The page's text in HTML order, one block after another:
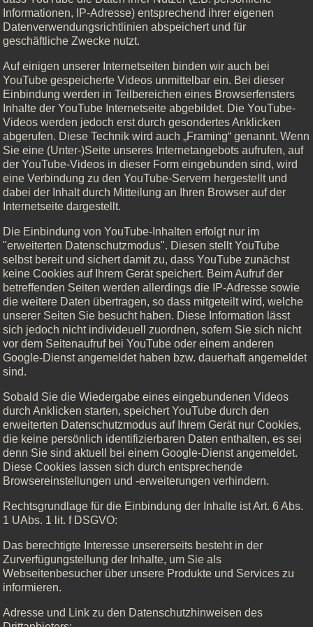
Informationen, IP-Adresse) entsprechend ihrer eigenen
Datenverwendungsrichtlinien abspeichert und für
geschäftliche Zwecke nutzt.
Auf einigen unserer Internetseiten binden wir auch bei
YouTube gespeicherte Videos unmittelbar ein. Bei dieser
Einbindung werden in Teilbereichen eines Browserfensters
Inhalte der YouTube Internetseite abgebildet. Die YouTube-
Videos werden jedoch erst durch gesondertes Anklicken
abgerufen. Diese Technik wird auch „Framing“ genannt. Wenn
Sie eine (Unter-)Seite unseres Internetangebots aufrufen, auf
der YouTube-Videos in dieser Form eingebunden sind, wird
eine Verbindung zu den YouTube-Servern hergestellt und
dabei der Inhalt durch Mitteilung an Ihren Browser auf der
Internetseite dargestellt.
Die Einbindung von YouTube-Inhalten erfolgt nur im
"erweiterten Datenschutzmodus". Diesen stellt YouTube
selbst bereit und sichert damit zu, dass YouTube zunächst
keine Cookies auf Ihrem Gerät speichert. Beim Aufruf der
betreffenden Seiten werden allerdings die IP-Adresse sowie
die weitere Daten übertragen, so dass mitgeteilt wird, welche
unserer Seiten Sie besucht haben. Diese Information lässt
sich jedoch nicht individeuell zuordnen, sofern Sie sich nicht
vor dem Seitenaufruf bei YouTube oder einem anderen
Google-Dienst angemeldet haben bzw. dauerhaft angemeldet
sind.
Sobald Sie die Wiedergabe eines eingebundenen Videos
durch Anklicken starten, speichert YouTube durch den
erweiterten Datenschutzmodus auf Ihrem Gerät nur Cookies,
die keine persönlich identifizierbaren Daten enthalten, es sei
denn Sie sind aktuell bei einem Google-Dienst angemeldet.
Diese Cookies lassen sich durch entsprechende
Browsereinstellungen und -erweiterungen verhindern.
Rechtsgrundlage für die Einbindung der Inhalte ist Art. 6 Abs.
1 UAbs. 1 lit. f DSGVO:
Das berechtigte Interesse unsererseits besteht in der
Zurverfügungstellung der Inhalte, um Sie als
Webseitenbesucher über unsere Produkte und Services zu
informieren.
Adresse und Link zu den Datenschutzhinweisen des